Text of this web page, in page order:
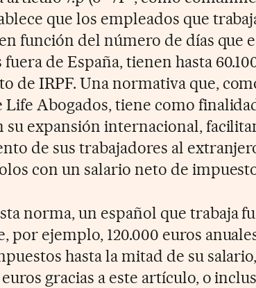
que los empleados que
función del número de días que
de España, tienen hasta
de IRPF. Una normativa que,
Life Abogados, tiene como
su expansión internacional,
de sus trabajadores al
con un salario neto de
norma, un español que trabaja
por ejemplo, 120.000 euros
hasta la mitad de su
gracias a este artículo, o